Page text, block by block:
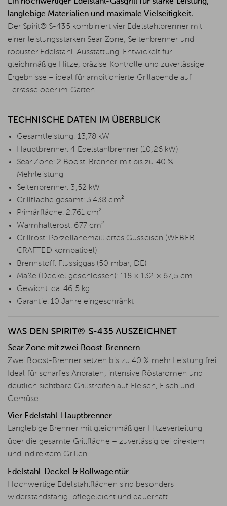
langlebige Materialien und maximale Vielseitigkeit.
Der Spirit® S-435 kombiniert vier Edelstahlbrenner mit
einer leistungsstarken Sear Zone, Seitenbrenner und
robuster Edelstahl-Ausstattung. Entwickelt für
gleichmäßige Hitze, präzise Kontrolle und zuverlässige
Ergebnisse – ideal für ambitionierte Grillabende auf
Terrasse oder im Garten.
TECHNISCHE DATEN IM ÜBERBLICK
Gesamtleistung: 13,78 kW
Hauptbrenner: 4 Edelstahlbrenner (10,26 kW)
Sear Zone: 2 Boost-Brenner mit bis zu 40 %
Mehrleistung
Seitenbrenner: 3,52 kW
Grillfläche gesamt: 3.438 cm²
Primärfläche: 2.761 cm²
Warmhalterost: 677 cm²
Grillrost: Porzellanemailliertes Gusseisen (WEBER
CRAFTED kompatibel)
Brennstoff: Flüssiggas (50 mbar, DE)
Maße (Deckel geschlossen): 118 × 132 × 67,5 cm
Gewicht: ca. 46,5 kg
Garantie: 10 Jahre eingeschränkt
WAS DEN SPIRIT® S-435 AUSZEICHNET
Sear Zone mit zwei Boost-Brennern
Zwei Boost-Brenner setzen bis zu 40 % mehr Leistung frei.
Ideal für scharfes Anbraten, intensive Röstaromen und
deutlich sichtbare Grillstreifen auf Fleisch, Fisch und
Gemüse.
Vier Edelstahl-Hauptbrenner
Langlebige Brenner mit gleichmäßiger Hitzeverteilung
über die gesamte Grillfläche – zuverlässig bei direktem
und indirektem Grillen.
Edelstahl-Deckel & Rollwagentür
Hochwertige Edelstahlflächen sind besonders
widerstandsfähig, pflegeleicht und dauerhaft